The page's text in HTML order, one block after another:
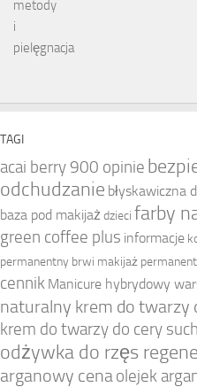
TAGI
acai berry 900 opinie
odchudzanie błyskawiczna
baza pod makijaż dzieci farby
green coffee plus informacje
permanentny brwi makijaż
cennik Manicure hybrydowy
naturalny krem do twarzy
krem do twarzy do cery
odżywka do rzęs
arganowy cena olejek